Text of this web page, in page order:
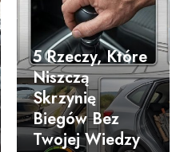
5 Rzeczy, Które
Niszczą
Skrzynię
Biegów Bez
Twojej Wiedzy